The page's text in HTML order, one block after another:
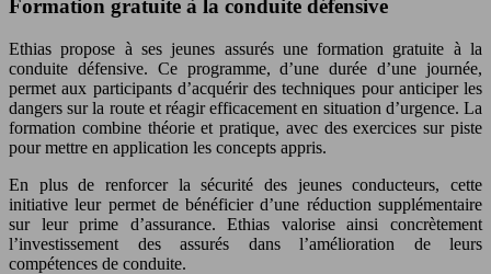
Formation gratuite à la conduite défensive
Ethias propose à ses jeunes assurés une formation gratuite à la
conduite défensive. Ce programme, d’une durée d’une journée,
permet aux participants d’acquérir des techniques pour anticiper les
dangers sur la route et réagir efficacement en situation d’urgence. La
formation combine théorie et pratique, avec des exercices sur piste
pour mettre en application les concepts appris.
En plus de renforcer la sécurité des jeunes conducteurs, cette
initiative leur permet de bénéficier d’une réduction supplémentaire
sur leur prime d’assurance. Ethias valorise ainsi concrètement
l’investissement des assurés dans l’amélioration de leurs
compétences de conduite.